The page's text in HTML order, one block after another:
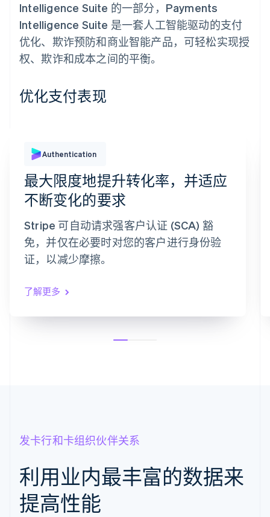
Intelligence Suite 的一部分，Payments
Intelligence Suite 是一套人工智能驱动的支付
优化、欺诈预防和商业智能产品，可轻松实现授
权、欺诈和成本之间的平衡。
优化支付表现
手机尾号为 6080
确认码
9
9 2
确认付款
重新发送验证码
Authentication
最大限度地提升转化率，并适应
不断变化的要求
Stripe 可自动请求强客户认证 (SCA) 豁
免，并仅在必要时对您的客户进行身份验
证，以减少摩擦。
了解更多
发卡行和卡组织伙伴关系
利用业内最丰富的数据来
提高性能